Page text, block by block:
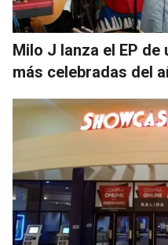
Milo J lanza el EP de
más celebradas del